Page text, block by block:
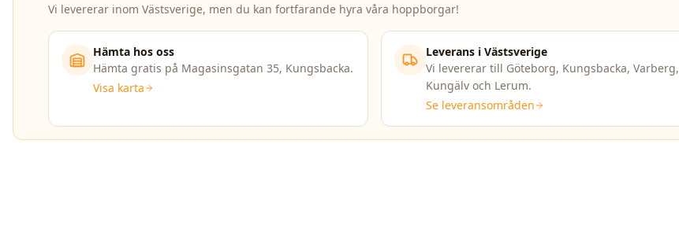
Vi levererar inom Västsverige, men du kan fortfarande hyra våra hoppborgar!
Hämta hos oss
Hämta gratis på Magasinsgatan 35, Kungsbacka.
Visa karta
Leverans i Västsverige
Vi levererar till Göteborg, Kungsbacka, Varberg,
Kungälv och Lerum.
Se leveransområden